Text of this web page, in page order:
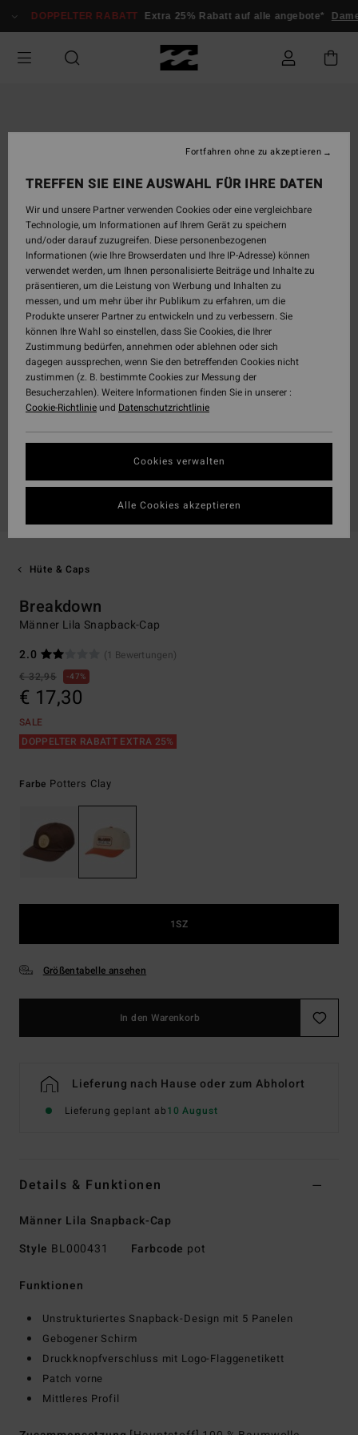
zur
springen
DOPPELTER RABATT Extra 25% Rabatt auf alle angebote* Damen
Hüte & Caps
Breakdown
Männer Lila Snapback-Cap
2.0
(1 Bewertungen)
€ 32,95
47%
€ 17,30
SALE
DOPPELTER RABATT EXTRA 25%
Farbe Potters Clay
1SZ
Größentabelle ansehen
In den Warenkorb
Lieferung nach Hause oder zum Abholort
Lieferung geplant ab10 August
Details & Funktionen
Männer Lila Snapback-Cap
Style BL000431 Farbcode pot
Funktionen
Unstrukturiertes Snapback-Design mit 5 Panelen
Gebogener Schirm
Druckknopfverschluss mit Logo-Flaggenetikett
Patch vorne
Mittleres Profil
TREFFEN SIE EINE AUSWAHL FÜR IHRE DATEN
Wir und unsere Partner verwenden Cookies oder eine vergleichbare
Technologie, um Informationen auf Ihrem Gerät zu speichern
und/oder darauf zuzugreifen. Diese personenbezogenen
Informationen (wie Ihre Browserdaten und Ihre IP-Adresse) können
verwendet werden, um Ihnen personalisierte Beiträge und Inhalte zu
präsentieren, um die Leistung von Werbung und Inhalten zu
messen, und um mehr über ihr Publikum zu erfahren, um die
Produkte unserer Partner zu entwickeln und zu verbessern. Sie
können Ihre Wahl so einstellen, dass Sie Cookies, die Ihrer
Zustimmung bedürfen, annehmen oder ablehnen oder sich
dagegen aussprechen, wenn Sie den betreffenden Cookies nicht
zustimmen (z. B. bestimmte Cookies zur Messung der
Besucherzahlen). Weitere Informationen finden Sie in unserer :
Cookie-Richtlinieund Datenschutzrichtlinie
Cookies verwalten
Fortfahren ohne zu akzeptieren
Alle Cookies akzeptieren